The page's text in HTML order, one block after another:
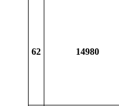
62 14980